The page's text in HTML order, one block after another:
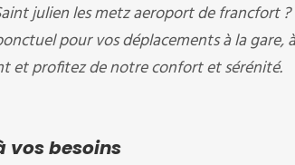
julien les metz aeroport de francfort ?
pour vos déplacements à la
et profitez de notre confort et sérénité.
vos besoins